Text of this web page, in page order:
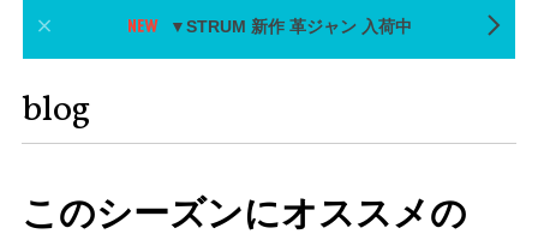
▼STRUM 新作 革ジャン 入荷中
blog
このシーズンにオススメの